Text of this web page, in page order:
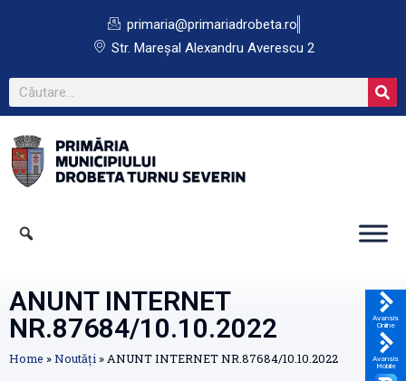
primaria@primariadrobeta.ro
Str. Mareșal Alexandru Averescu 2
ANUNT INTERNET
NR.87684/10.10.2022
Home »Noutăți » ANUNT INTERNET NR.87684/10.10.2022
Avansis
Online
Avansis
Mobile